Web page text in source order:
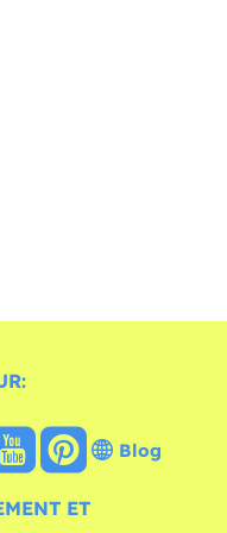
Blog
ET